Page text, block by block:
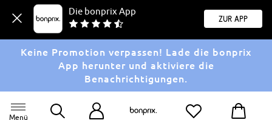
Die bonprix App
Zur App
Keine Promotion verpassen! Lade die bonprix
App herunter und aktiviere die
Benachrichtigungen.
Menü